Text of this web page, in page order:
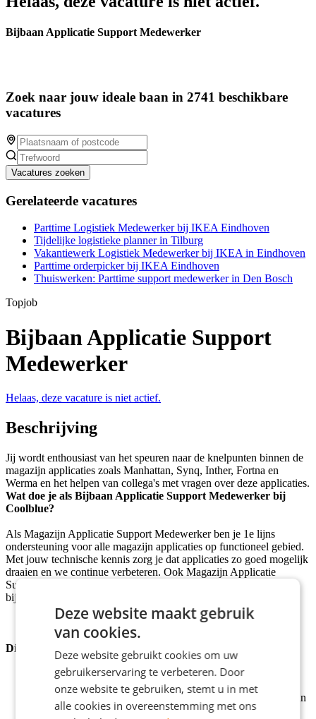
Bijbaan Applicatie Support Medewerker
Zoek naar jouw ideale baan in 2741 beschikbare
vacatures
Vacatures zoeken
Gerelateerde vacatures
Parttime Logistiek Medewerker bij IKEA Eindhoven
Tijdelijke logistieke planner in Tilburg
Vakantiewerk Logistiek Medewerker bij IKEA in Eindhoven
Parttime orderpicker bij IKEA Eindhoven
Thuiswerken: Parttime support medewerker in Den Bosch
Topjob
Bijbaan Applicatie Support
Medewerker
Helaas, deze vacature is niet actief.
Beschrijving
Jij wordt enthousiast van het speuren naar de knelpunten binnen de
magazijn applicaties zoals Manhattan, Synq, Inther, Fortna en
Werma en het helpen van collega's met vragen over deze applicaties.
Wat doe je als Bijbaan Applicatie Support Medewerker bij
Coolblue?
Als Magazijn Applicatie Support Medewerker ben je 1e lijns
ondersteuning voor alle magazijn applicaties op functioneel gebied.
Met jouw technische kennis zorg je dat applicaties zo goed mogelijk
draaien en we continue verbeteren. Ook Magazijn Applicatie
Support Medewerker worden bij Coolblue? Lees hieronder of het
bij je past.
Dit vind je leuk om te doen
Samenwerken met de Operatie, Applicatiebeheerders,
Procesverbeteraars, Technische dienst en de Control room.
Collega's helpen met vragen over de functionele werking van
de applicaties in het Magazijn en hierbij je kennis delen.
Deze website maakt gebruik
van cookies.
Deze website gebruikt cookies om uw
gebruikerservaring te verbeteren. Door
onze website te gebruiken, stemt u in met
alle cookies in overeenstemming met ons